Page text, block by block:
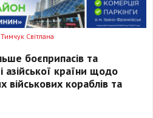
Тимчук Світлана
боєприпасів та
країни щодо
кораблів та